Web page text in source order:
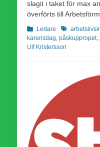
slagit i taket för max
överförts till
Kategorier
Ledare Etiketter
karensdag påskuppropet,
Ulf Kristersson